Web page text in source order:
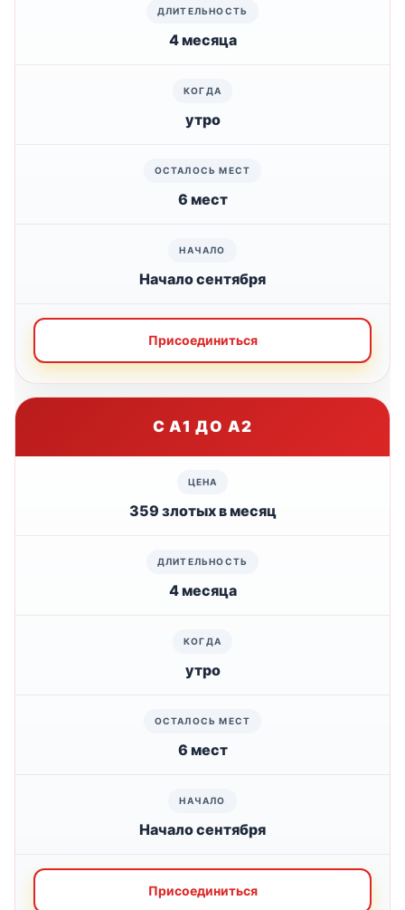
4 месяца
утро
6 мест
Начало сентября
Присоединиться
С A1 ДО A2
359 злотых в месяц
4 месяца
утро
6 мест
Начало сентября
Присоединиться